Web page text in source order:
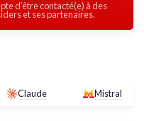
d’être contacté(e) à des
et ses partenaires.
Claude Mistral